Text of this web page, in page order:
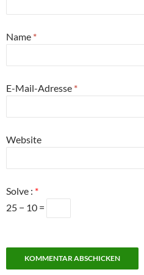
Name *
E-Mail-Adresse *
Website
Solve : *
25 − 10 =